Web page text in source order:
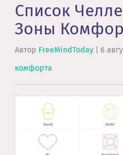
Список
Зоны
Автор FreeMindToday 6
комфорта